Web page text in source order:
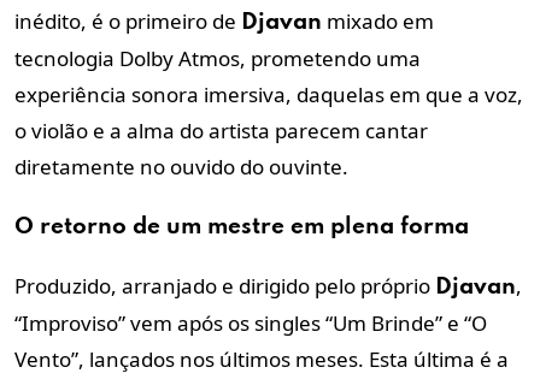
inédito, é o primeiro de Djavan mixado em
tecnologia Dolby Atmos, prometendo uma
experiência sonora imersiva, daquelas em que a voz,
o violão e a alma do artista parecem cantar
diretamente no ouvido do ouvinte.
O retorno de um mestre em plena forma
Produzido, arranjado e dirigido pelo próprio Djavan,
“Improviso” vem após os singles “Um Brinde” e “O
Vento”, lançados nos últimos meses. Esta última é a